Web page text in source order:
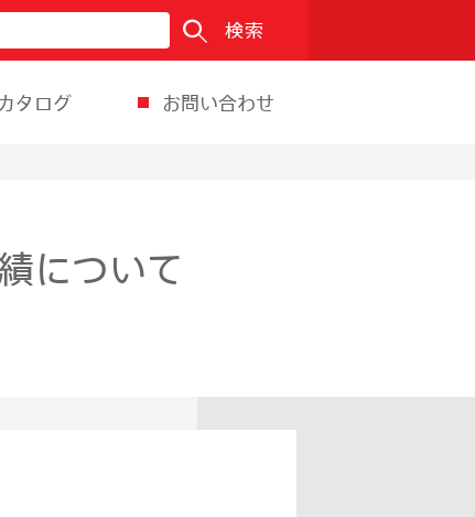
検索
カタログ お問い合わせ
について